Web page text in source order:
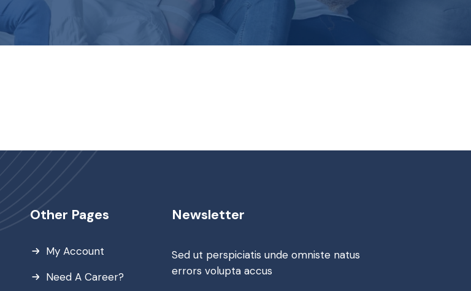
Other Pages
My Account
Need A Career?
Newsletter
Sed ut perspiciatis unde omniste natus
errors volupta accus